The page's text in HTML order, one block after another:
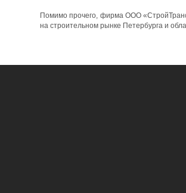
Помимо прочего, фирма ООО
на строительном рынке Петербурга и